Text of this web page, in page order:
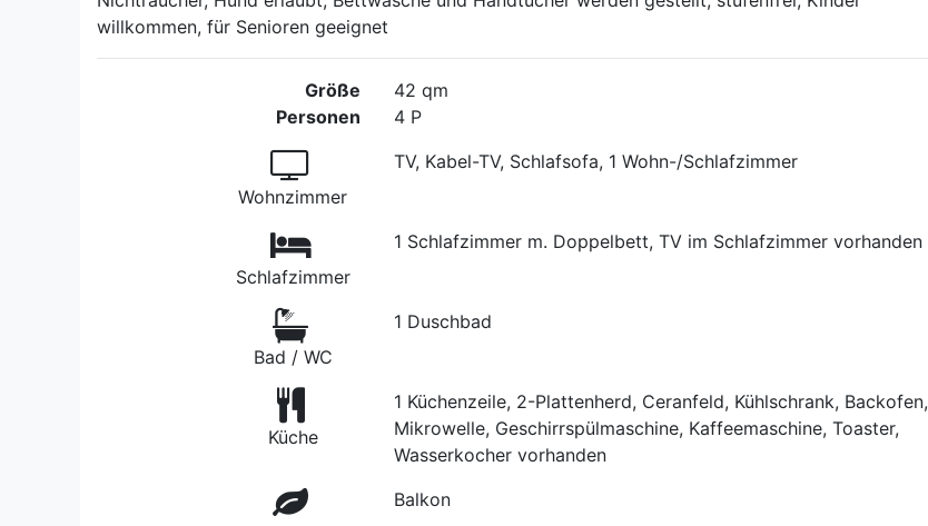
willkommen, für Senioren geeignet
Größe
Personen
42 qm
4 P
Wohnzimmer
TV, Kabel-TV, Schlafsofa, 1 Wohn-/Schlafzimmer
Schlafzimmer
1 Schlafzimmer m. Doppelbett, TV im Schlafzimmer vorhanden
Bad / WC
1 Duschbad
Küche
1 Küchenzeile, 2-Plattenherd, Ceranfeld, Kühlschrank, Backofen,
Mikrowelle, Geschirrspülmaschine, Kaffeemaschine, Toaster,
Wasserkocher vorhanden
Balkon